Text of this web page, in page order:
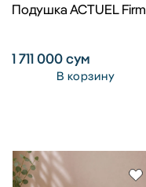
Подушка ACTUEL Firm
1 711 000сум
В корзину